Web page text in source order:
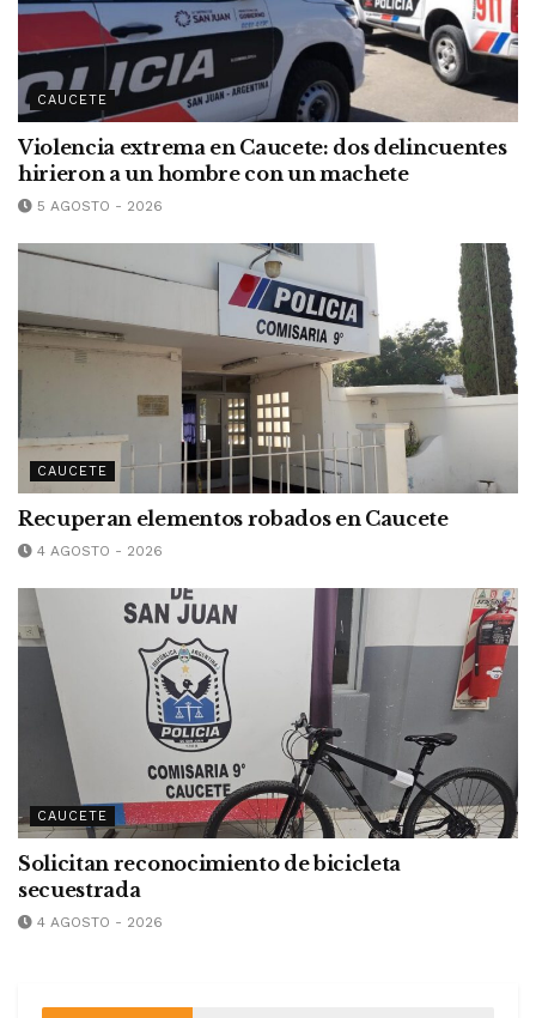
CAUCETE
Violencia extrema en Caucete: dos delincuentes
hirieron a un hombre con un machete
5 AGOSTO - 2026
CAUCETE
Recuperan elementos robados en Caucete
4 AGOSTO - 2026
CAUCETE
Solicitan reconocimiento de bicicleta
secuestrada
4 AGOSTO - 2026